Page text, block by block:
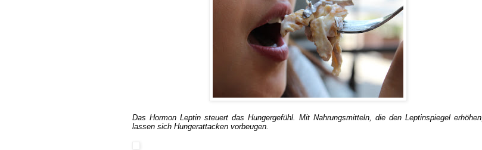
Das Hormon Leptin steuert das Hungergefühl. Mit Nahrungsmitteln, die den Leptinspiegel erhöhen,
lassen sich Hungerattacken vorbeugen.